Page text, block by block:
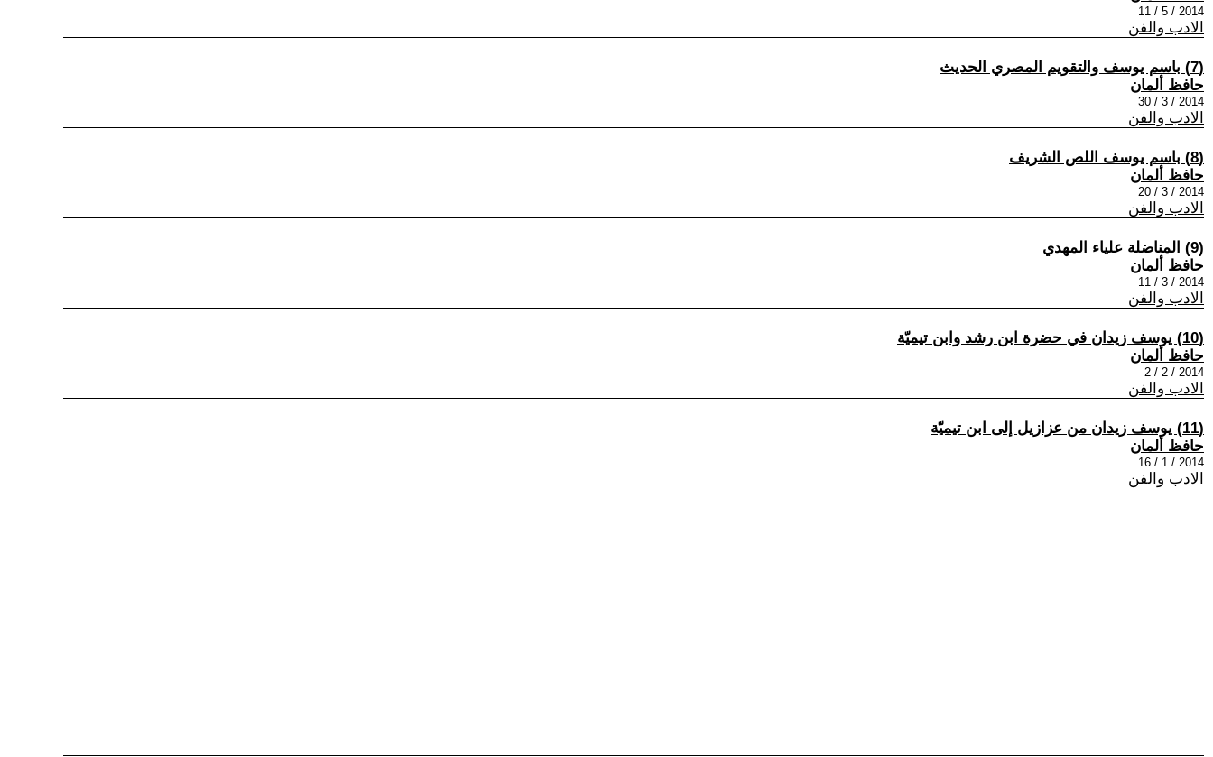
2014 / 5 / 11
الادب والفن
(7) باسم يوسف والتقويم المصري الحديث
حافظ ألمان
2014 / 3 / 30
الادب والفن
(8) باسم يوسف اللص الشريف
حافظ ألمان
2014 / 3 / 20
الادب والفن
(9) المناضلة علياء المهدي
حافظ ألمان
2014 / 3 / 11
الادب والفن
(10) يوسف زيدان في حضرة ابن رشد وابن تيميّة
حافظ ألمان
2014 / 2 / 2
الادب والفن
(11) يوسف زيدان من عزازيل إلى ابن تيميّة
حافظ ألمان
2014 / 1 / 16
الادب والفن